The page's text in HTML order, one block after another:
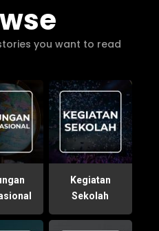
you want to read
Kegiatan
Sekolah